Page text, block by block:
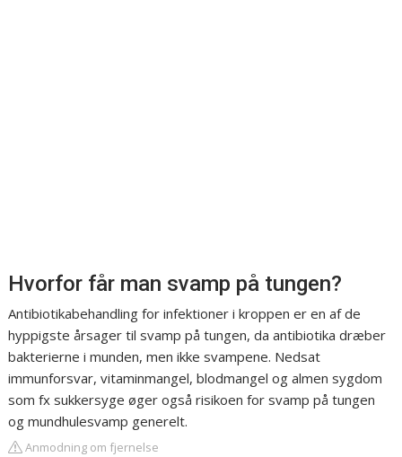
Hvorfor får man svamp på tungen?
Antibiotikabehandling for infektioner i kroppen er en af de
hyppigste årsager til svamp på tungen, da antibiotika dræber
bakterierne i munden, men ikke svampene. Nedsat
immunforsvar, vitaminmangel, blodmangel og almen sygdom
som fx sukkersyge øger også risikoen for svamp på tungen
og mundhulesvamp generelt.
Anmodning om fjernelse